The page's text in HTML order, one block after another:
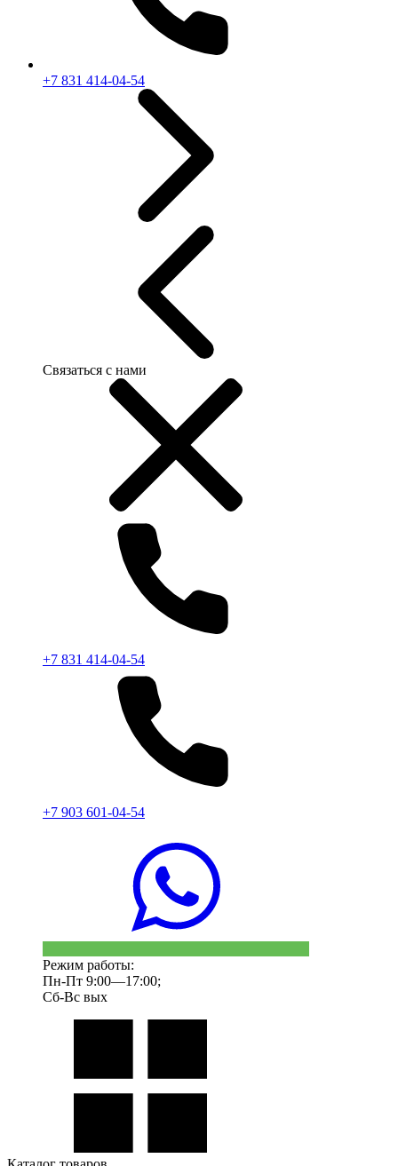
+7 831 414-04-54
Связаться с нами
+7 831 414-04-54
+7 903 601-04-54
Режим работы:
Пн-Пт 9:00—17:00;
Сб-Вс вых